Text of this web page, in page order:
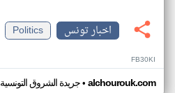
اخبار تونس
Politics
FB30KI
جريدة الشروق التونسية• alchourouk.com